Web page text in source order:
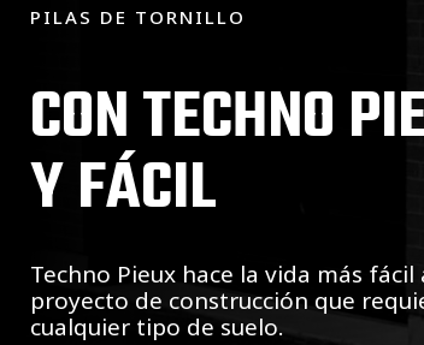
PILAS DE TORNILLO
CON TECHNO
Y FÁCIL
Techno Pieux hace la vida más
proyecto de construcción que
cualquier tipo de suelo.